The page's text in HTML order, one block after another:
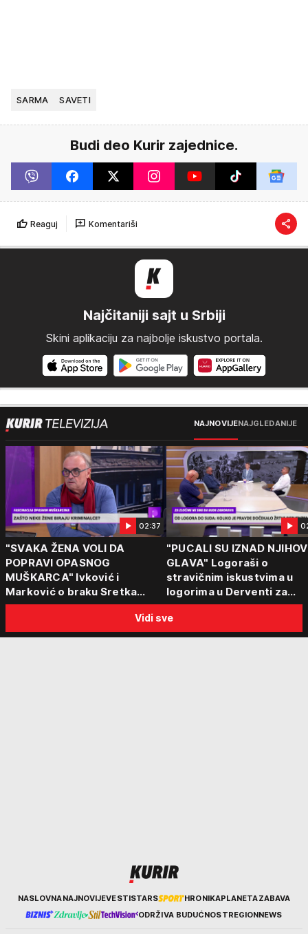
SARMA SAVETI
Budi deo Kurir zajednice.
Reaguj Komentariši
Najčitaniji sajt u Srbiji
Skini aplikaciju za najbolje iskustvo portala.
NAJNOVIJENAJGLEDANIJE
02:37
"SVAKA ŽENA VOLI DA
POPRAVI OPASNOG
MUŠKARCA" Ivković i
Marković o braku Sretka
Kalinića i fenomenu žena koje
biraju kriminalce: "Neće sa
nekim ko nema para"
"PUCALI SU IZNAD
GLAVA" Logoraši o
stravičnim iskustvima u
logorima u Derventi za
emisiju "Puls Srbije
"Tada je počela velika
tortura..."
Vidi sve
KurirNASLOVNANAJNOVIJEVESTISTARS HRONIKAPLANETAZABAVA
ODRŽIVA BUDUĆNOSTREGIONNEWS